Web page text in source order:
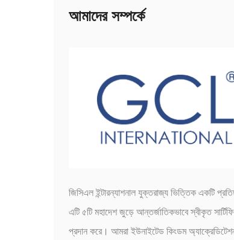
আমাদের সম্পর্কে
জিসিএল ইন্টারন্যাশনাল যুক্তরাজ্য ভিত্তিক একটি
এটি ৫টি মহাদেশ জুড়ে আন্তর্জাতিকভাবে স্বীকৃত
প্রদান করে। আমরা ইউনাইটেড কিংডম অ্যাক্রেডিটেশন